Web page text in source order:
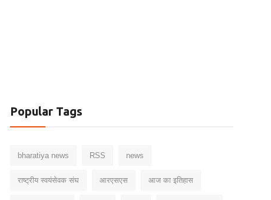
Popular Tags
bharatiya news RSS news
राष्ट्रीय स्वयंसेवक संघ आरएसएस आज का इतिहास